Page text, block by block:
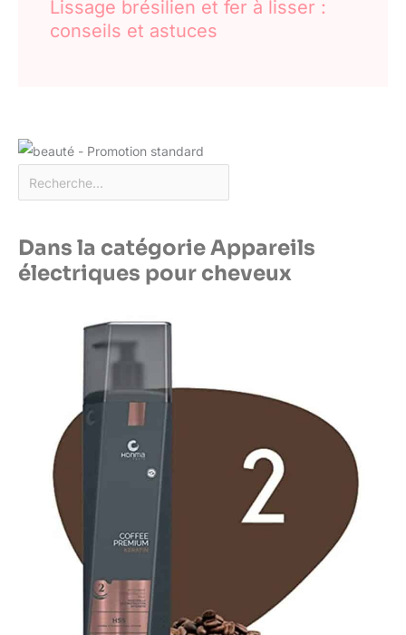
Lissage brésilien et fer à lisser :
conseils et astuces
Dans la catégorie Appareils
électriques pour cheveux